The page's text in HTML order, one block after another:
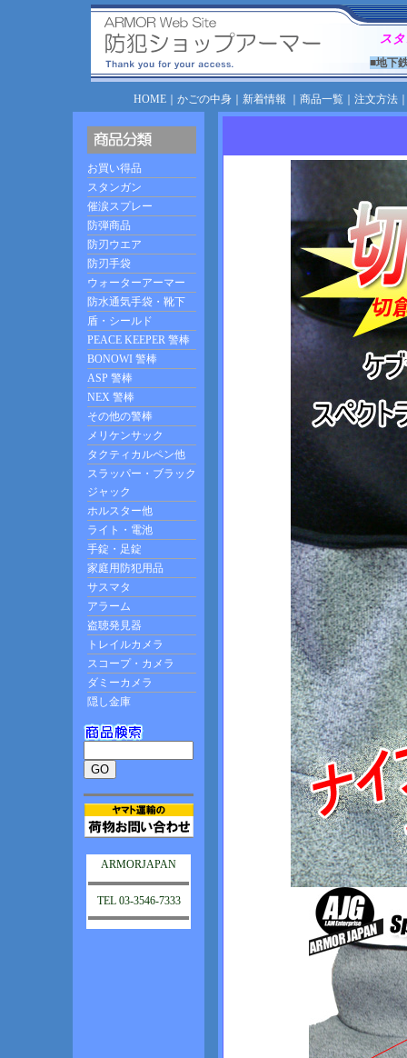
ス
■地下
HOME｜ かごの中身｜ 新着情報 商品一覧｜ 注文方法
ARMORJAPAN
TEL 03-3546-7333